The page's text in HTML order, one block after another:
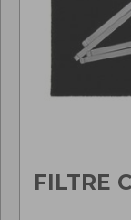
FILTRE